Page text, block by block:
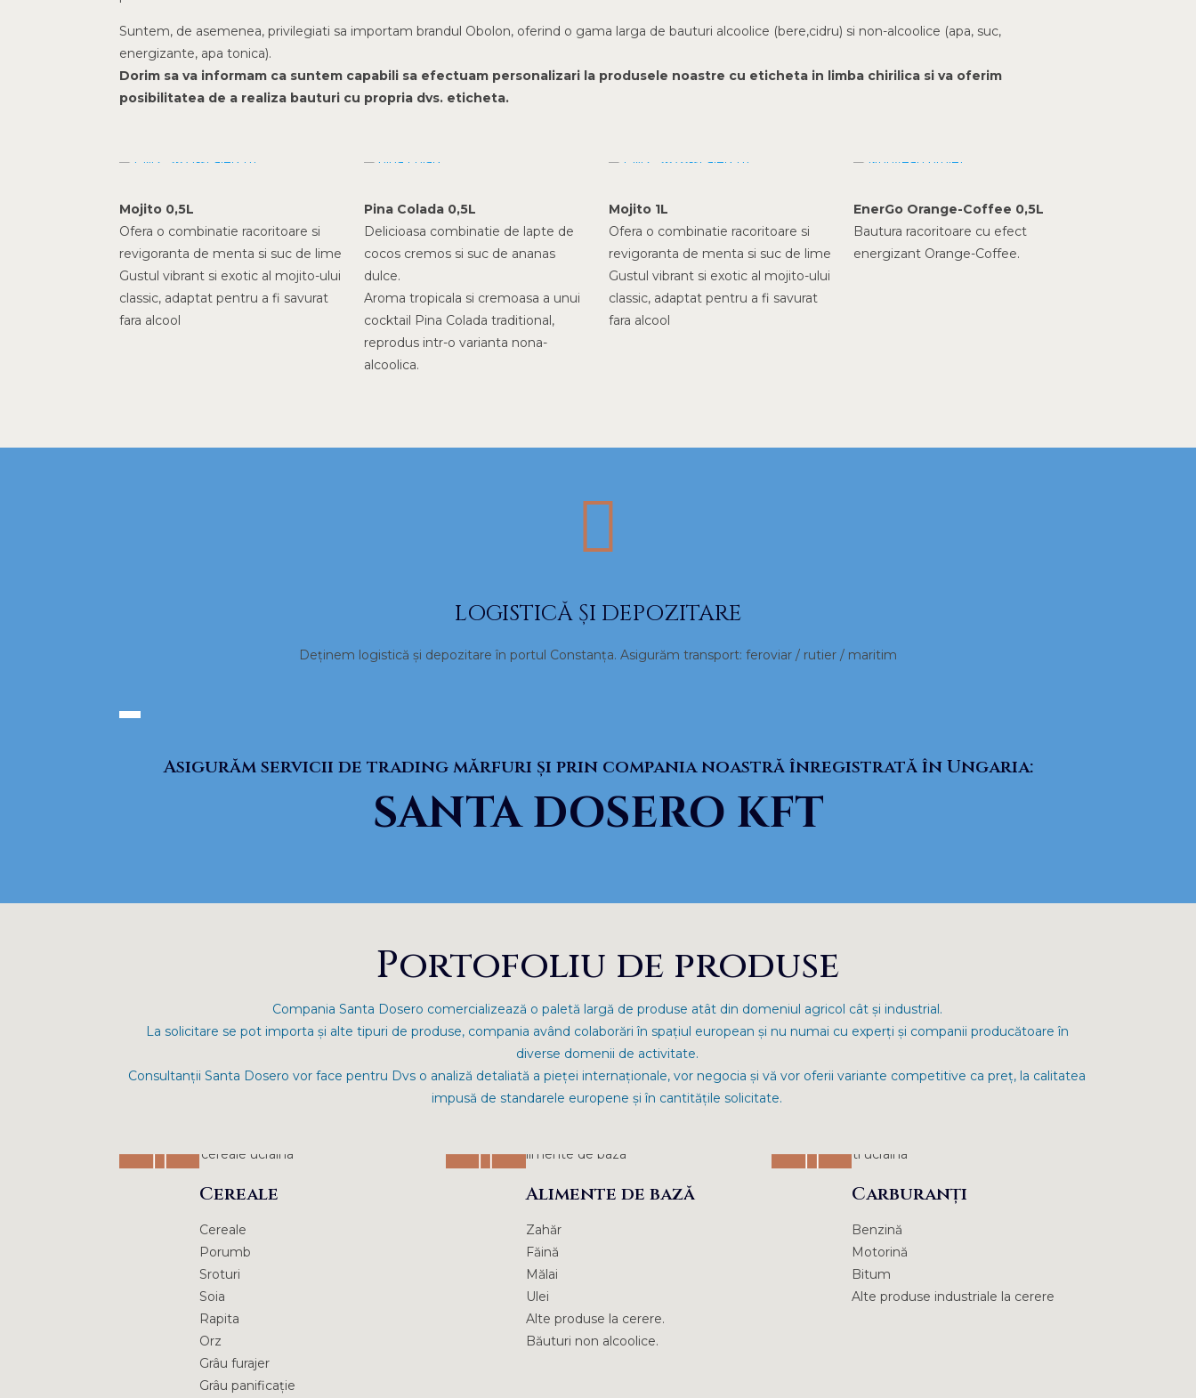
Suntem, de asemenea, privilegiati sa importam brandul Obolon, oferind o gama larga de bauturi alcoolice (bere,cidru) si non-alcoolice (apa, suc,
energizante, apa tonica).
Dorim sa va informam ca suntem capabili sa efectuam personalizari la produsele noastre cu eticheta in limba chirilica si va oferim
posibilitatea de a realiza bauturi cu propria dvs. eticheta.
Mojito 0,5L
Ofera o combinatie racoritoare si
revigoranta de menta si suc de lime
Gustul vibrant si exotic al mojito-ului
classic, adaptat pentru a fi savurat
fara alcool
Pina Colada 0,5L
Delicioasa combinatie de lapte de
cocos cremos si suc de ananas
dulce.
Aroma tropicala si cremoasa a unui
cocktail Pina Colada traditional,
reprodus intr-o varianta nona-
alcoolica.
Mojito 1L
Ofera o combinatie racoritoare si
revigoranta de menta si suc de lime
Gustul vibrant si exotic al mojito-ului
classic, adaptat pentru a fi savurat
fara alcool
EnerGo Orange-Coffee 0,5L
Bautura racoritoare cu efect
energizant Orange-Coffee.
LOGISTICĂ ȘI DEPOZITARE
Deținem logistică și depozitare în portul Constanța. Asigurăm transport: feroviar / rutier / maritim
Asigurăm servicii de trading mărfuri și prin compania noastră înregistrată în Ungaria:
SANTA DOSERO KFT
Portofoliu de produse
Compania Santa Dosero comercializează o paletă largă de produse atât din domeniul agricol cât și industrial.
La solicitare se pot importa și alte tipuri de produse, compania având colaborări în spațiul european și nu numai cu experți și companii producătoare în
diverse domenii de activitate.
Consultanții Santa Dosero vor face pentru Dvs o analiză detaliată a pieței internaționale, vor negocia și vă vor oferii variante competitive ca preț, la calitatea
impusă de standarele europene și în cantitățile solicitate.
Cereale
Cereale
Porumb
Sroturi
Soia
Rapita
Orz
Grâu furajer
Grâu panificație
Alimente de bază
Zahăr
Făină
Mălai
Ulei
Alte produse la cerere.
Băuturi non alcoolice.
Carburanți
Benzină
Motorină
Bitum
Alte produse industriale la cerere